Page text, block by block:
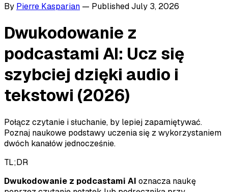
By Pierre Kasparian — PublishedJuly 3, 2026
Dwukodowanie z
podcastami AI: Ucz się
szybciej dzięki audio i
tekstowi (2026)
Połącz czytanie i słuchanie, by lepiej zapamiętywać.
Poznaj naukowe podstawy uczenia się z wykorzystaniem
dwóch kanałów jednocześnie.
TL;DR
Dwukodowanie z podcastami AI oznacza naukę